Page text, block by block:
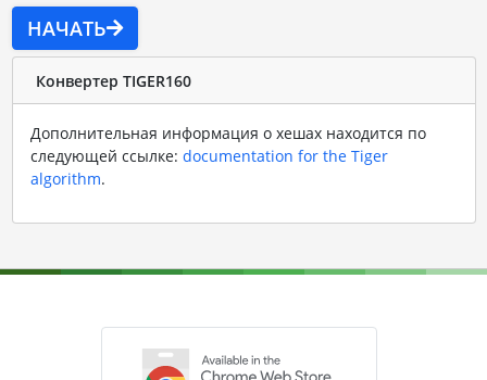
НАЧАТЬ
Конвертер TIGER160
Дополнительная информация о хешах находится по
следующей ссылке: documentation for the Tiger
algorithm.